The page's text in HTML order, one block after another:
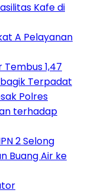
Kafe di
A Pelayanan
1,47
Terpadat
Polres
terhadap
2 Selong
Buang Air ke